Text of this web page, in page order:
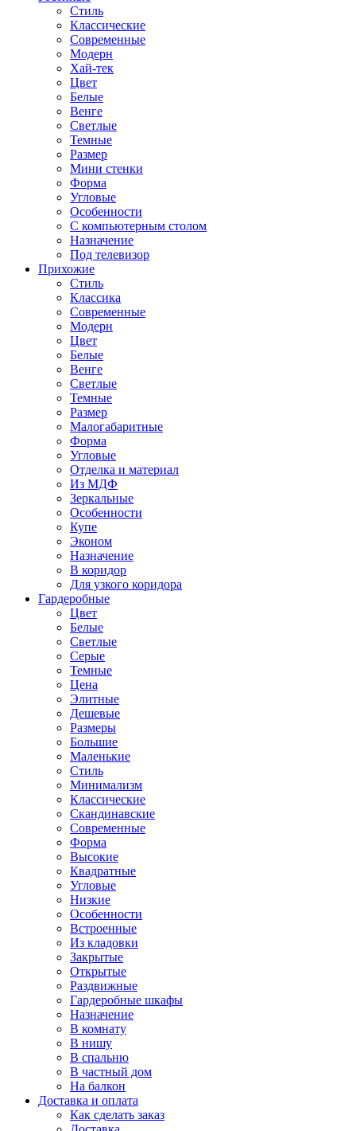
Стиль
Классические
Современные
Модерн
Хай-тек
Цвет
Белые
Венге
Светлые
Темные
Размер
Мини стенки
Форма
Угловые
Особенности
С компьютерным столом
Назначение
Под телевизор
Прихожие
Стиль
Классика
Современные
Модерн
Цвет
Белые
Венге
Светлые
Темные
Размер
Малогабаритные
Форма
Угловые
Отделка и материал
Из МДФ
Зеркальные
Особенности
Купе
Эконом
Назначение
В коридор
Для узкого коридора
Гардеробные
Цвет
Белые
Светлые
Серые
Темные
Цена
Элитные
Дешевые
Размеры
Большие
Маленькие
Стиль
Минимализм
Классические
Скандинавские
Современные
Форма
Высокие
Квадратные
Угловые
Низкие
Особенности
Встроенные
Из кладовки
Закрытые
Открытые
Раздвижные
Гардеробные шкафы
Назначение
В комнату
В нишу
В спальню
В частный дом
На балкон
Доставка и оплата
Как сделать заказ